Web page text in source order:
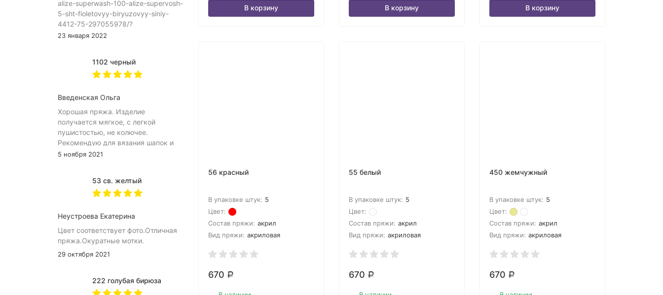
В корзину В корзину В корзину
56 красный
В упаковке штук: 5
Цвет:
Состав пряжи: акрил
Вид пряжи: акриловая
670 Р
55 белый
В упаковке штук: 5
Цвет:
Состав пряжи: акрил
Вид пряжи: акриловая
670 Р
450 жемчужный
В упаковке штук: 5
Цвет:
Состав пряжи: акрил
Вид пряжи: акриловая
670 Р
alize-superwash-100-alize-supervosh-
5-sht-fioletovyy-biryuzovyy-siniy-
4412-75-297055978/?
asb=Sh%252B4eIq8blKC9QDXSWHyIDo%252FBClU6Xjd%252B3DS66jxyDI%253D&asb2=7tW56YmO6IY5PMZcAk5WOLqMFon97YQ0r-
23 января 2022
1102 черный
Введенская Ольга
Хорошая пряжа. Изделие
получается мягкое, с легкой
пушистостью, не колючее.
Рекомендую для вязания шапок и
снудов.
5 ноября 2021
53 св. желтый
Неустроева Екатерина
Цвет соответствует фото.Отличная
пряжа.Окуратные мотки.
29 октября 2021
222 голубая бирюза